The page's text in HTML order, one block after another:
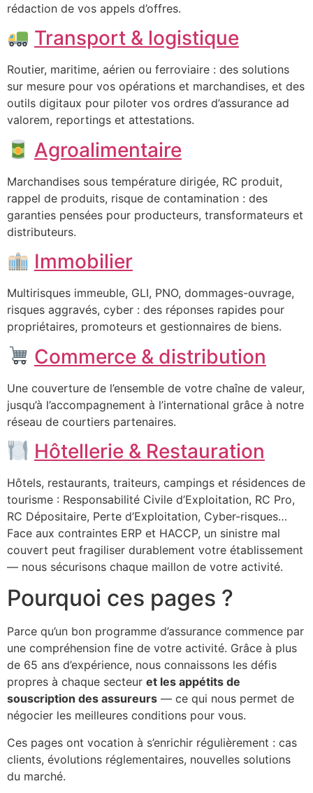
rédaction de vos appels d’offres.
Transport & logistique
Routier, maritime, aérien ou ferroviaire : des solutions
sur mesure pour vos opérations et marchandises, et des
outils digitaux pour piloter vos ordres d’assurance ad
valorem, reportings et attestations.
Agroalimentaire
Marchandises sous température dirigée, RC produit,
rappel de produits, risque de contamination : des
garanties pensées pour producteurs, transformateurs et
distributeurs.
Immobilier
Multirisques immeuble, GLI, PNO, dommages-ouvrage,
risques aggravés, cyber : des réponses rapides pour
propriétaires, promoteurs et gestionnaires de biens.
Commerce & distribution
Une couverture de l’ensemble de votre chaîne de valeur,
jusqu’à l’accompagnement à l’international grâce à notre
réseau de courtiers partenaires.
Hôtellerie & Restauration
Hôtels, restaurants, traiteurs, campings et résidences de
tourisme : Responsabilité Civile d’Exploitation, RC Pro,
RC Dépositaire, Perte d’Exploitation, Cyber-risques…
Face aux contraintes ERP et HACCP, un sinistre mal
couvert peut fragiliser durablement votre établissement
— nous sécurisons chaque maillon de votre activité.
Pourquoi ces pages ?
Parce qu’un bon programme d’assurance commence par
une compréhension fine de votre activité. Grâce à plus
de 65 ans d’expérience, nous connaissons les défis
propres à chaque secteur et les appétits de
souscription des assureurs — ce qui nous permet de
négocier les meilleures conditions pour vous.
Ces pages ont vocation à s’enrichir régulièrement : cas
clients, évolutions réglementaires, nouvelles solutions
du marché.